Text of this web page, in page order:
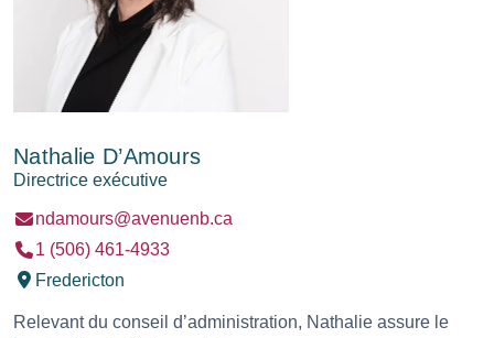
Nathalie D’Amours
Directrice exécutive
ndamours@avenuenb.ca
1 (506) 461-4933
Fredericton
Relevant du conseil d’administration, Nathalie assure le